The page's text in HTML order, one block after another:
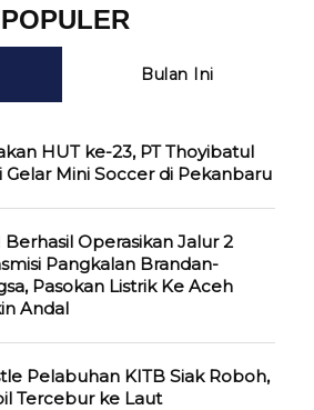
POPULER
Bulan Ini
HUT ke-23, PT Thoyibatul
Gelar Mini Soccer di Pekanbaru
Berhasil Operasikan Jalur 2
Pangkalan Brandan-
Pasokan Listrik Ke Aceh
Andal
Pelabuhan KITB Siak Roboh,
Tercebur ke Laut